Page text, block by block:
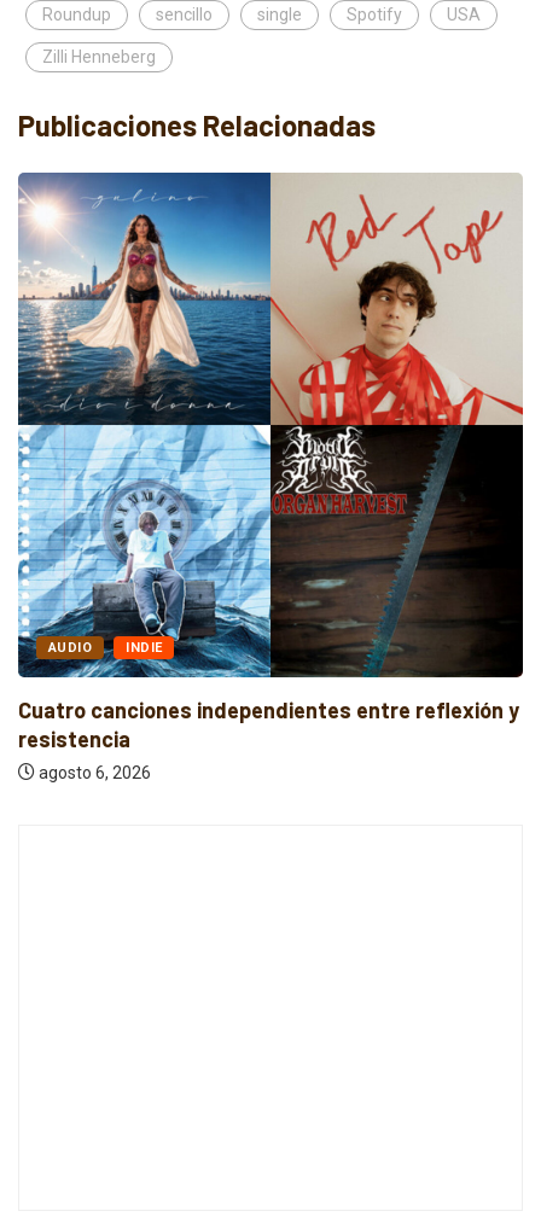
Roundup sencillo single Spotify USA
Zilli Henneberg
Publicaciones Relacionadas
AUDIO INDIE
Cuatro canciones independientes entre reflexión y
resistencia
agosto 6, 2026